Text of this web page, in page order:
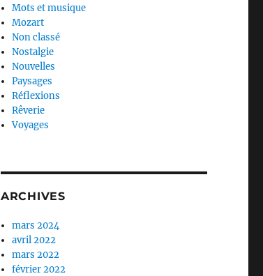
Mots et musique
Mozart
Non classé
Nostalgie
Nouvelles
Paysages
Réflexions
Rêverie
Voyages
ARCHIVES
mars 2024
avril 2022
mars 2022
février 2022